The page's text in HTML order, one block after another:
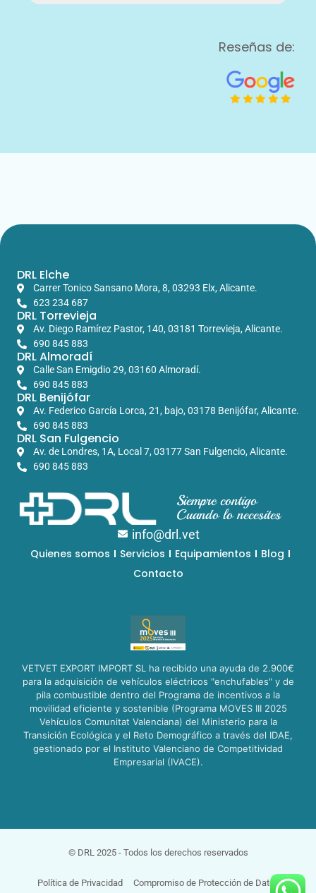
Reseñas de:
DRL Elche
Carrer Tonico Sansano Mora, 8, 03293 Elx, Alicante.​
623 234 687
DRL Torrevieja
Av. Diego Ramírez Pastor, 140, 03181 Torrevieja, Alicante.
690 845 883
DRL Almoradí
Calle San Emigdio 29, 03160 Almoradí.
690 845 883
DRL Benijófar
Av. Federico García Lorca, 21, bajo, 03178 Benijófar, Alicante.
690 845 883
DRL San Fulgencio
Av. de Londres, 1A, Local 7, 03177 San Fulgencio, Alicante.
690 845 883
Siempre contigo
Cuando lo necesites
info@drl.vet
Quienes somos Servicios Equipamientos
Blog
Contacto
VETVET EXPORT IMPORT SL ha recibido una ayuda de 2.900€
para la adquisición de vehículos eléctricos "enchufables" y de
pila combustible dentro del Programa de incentivos a la
movilidad eficiente y sostenible (Programa MOVES III 2025
Vehículos Comunitat Valenciana) del Ministerio para la
Transición Ecológica y el Reto Demográfico a través del IDAE,
gestionado por el Instituto Valenciano de Competitividad
Empresarial (IVACE).
© DRL 2025 - Todos los derechos reservados
Política de Privacidad Compromiso de Protección de Datos